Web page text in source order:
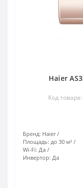
Haier
Код
Бренд: Haier
Площадь: до 30 м²
Wi-Fi: Да
Инвертор: Да